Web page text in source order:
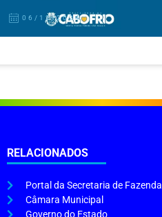
06/12/2024
RELACIONADOS
Portal da Secretaria de Fazenda
Câmara Municipal
Governo do Estado